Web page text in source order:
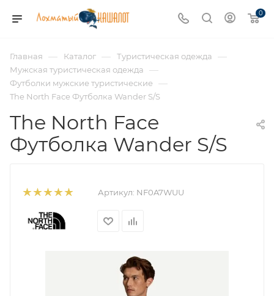
0
Главная — Каталог — Туристическая одежда —
Мужская туристическая одежда —
Футболки мужские туристические —
The North Face Футболка Wander S/S
The North Face
Футболка Wander S/S
Артикул: NF0A7WUU